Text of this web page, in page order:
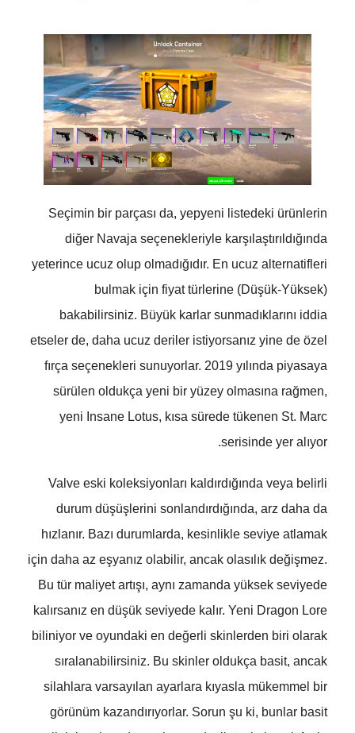
Seçimin bir parçası da, yepyeni listedeki ürünlerin
diğer Navaja seçenekleriyle karşılaştırıldığında
yeterince ucuz olup olmadığıdır. En ucuz alternatifleri
bulmak için fiyat türlerine (Düşük-Yüksek)
bakabilirsiniz. Büyük karlar sunmadıklarını iddia
etseler de, daha ucuz deriler istiyorsanız yine de özel
fırça seçenekleri sunuyorlar. 2019 yılında piyasaya
sürülen oldukça yeni bir yüzey olmasına rağmen,
yeni Insane Lotus, kısa sürede tükenen St. Marc
serisinde yer alıyor.
Valve eski koleksiyonları kaldırdığında veya belirli
durum düşüşlerini sonlandırdığında, arz daha da
hızlanır. Bazı durumlarda, kesinlikle seviye atlamak
için daha az eşyanız olabilir, ancak olasılık değişmez.
Bu tür maliyet artışı, aynı zamanda yüksek seviyede
kalırsanız en düşük seviyede kalır. Yeni Dragon Lore
biliniyor ve oyundaki en değerli skinlerden biri olarak
sıralanabilirsiniz. Bu skinler oldukça basit, ancak
silahlara varsayılan ayarlara kıyasla mükemmel bir
görünüm kazandırıyorlar. Sorun şu ki, bunlar basit